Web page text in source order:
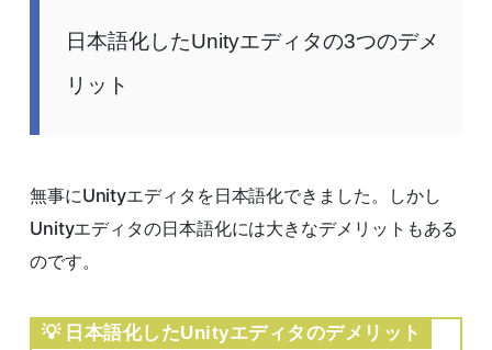
日本語化したUnityエディタの3つのデメ
リット
無事にUnityエディタを日本語化できました。しかし
Unityエディタの日本語化には大きなデメリットもある
のです。
日本語化したUnityエディタのデメリット